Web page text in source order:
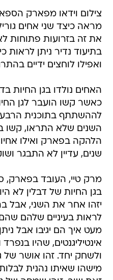
צילום וידאו מפארק
מראה כיצד שני אחים
את זה בזרועות פתוחות
בתיעוד נדיר ניתן
ואפילו לוחצים ידיים
האחים נולדו בגן החיות
כאשר קשו הועבר לגן
לההשתתף בתוכנית
הלהקה בפארק ואילו
שנים, עדיין לא התבגר
בגן החיות של דבלין לא
יזהו אחר את השני, אבל
לראות בעיניים שלהם
מעט איך הם יגיבו אבל
אינטיליגנטים, שהיו
ולשחק יחד. זהו אושר
מישהו שאיתו נהנית